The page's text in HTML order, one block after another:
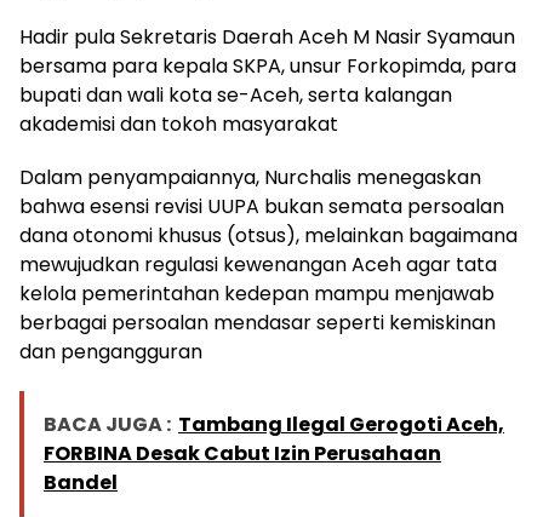
Hadir pula Sekretaris Daerah Aceh M Nasir Syamaun
bersama para kepala SKPA, unsur Forkopimda, para
bupati dan wali kota se-Aceh, serta kalangan
akademisi dan tokoh masyarakat
Dalam penyampaiannya, Nurchalis menegaskan
bahwa esensi revisi UUPA bukan semata persoalan
dana otonomi khusus (otsus), melainkan bagaimana
mewujudkan regulasi kewenangan Aceh agar tata
kelola pemerintahan kedepan mampu menjawab
berbagai persoalan mendasar seperti kemiskinan
dan pengangguran
BACA JUGA : Tambang Ilegal Gerogoti Aceh,
FORBINA Desak Cabut Izin Perusahaan
Bandel